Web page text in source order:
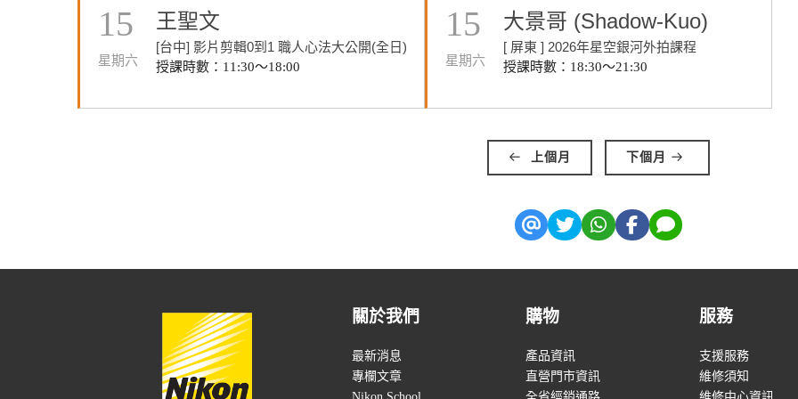
15
星期六
王聖文
[台中] 影片剪輯0到1 職人心法大公開(全日)
授課時數：11:30～18:00
15
星期六
大景哥 (Shadow-Kuo)
[ 屏東 ] 2026年星空銀河外拍課程
授課時數：18:30～21:30
上個月 下個月
關於我們
最新消息
專欄文章
購物
產品資訊
直營門市資訊
服務
支援服務
維修須知